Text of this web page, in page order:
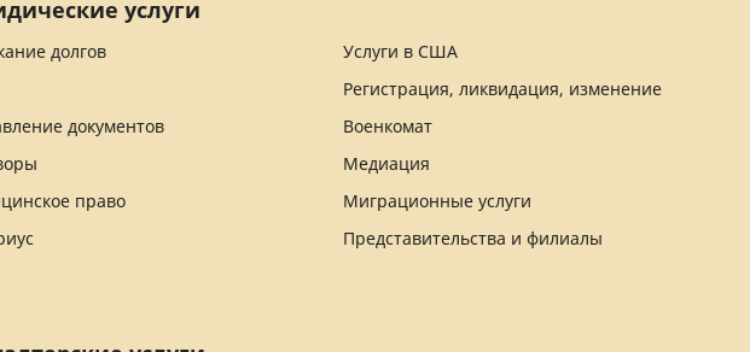
услуги
долгов
Услуги в США
Регистрация, ликвидация, изменение
документов
Военкомат
Медиация
право
Миграционные услуги
Представительства и филиалы